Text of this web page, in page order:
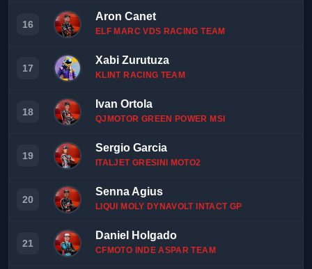
16
Aron Canet
ELF MARC VDS RACING TEAM
17
Xabi Zurutuza
KLINT RACING TEAM
18
Ivan Ortola
QJMOTOR GREEN POWER MSI
19
Sergio Garcia
ITALJET GRESINI MOTO2
20
Senna Agius
LIQUI MOLY DYNAVOLT INTACT GP
21
Daniel Holgado
CFMOTO INDE ASPAR TEAM